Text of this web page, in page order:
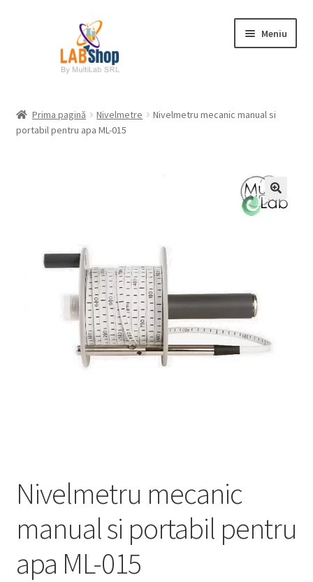
Meniu
Contul meu
Condiții generale
Prima pagină Nivelmetre
Nivelmetru mecanic manual si
portabil pentru apa ML-015
Nivelmetru mecanic
manual si portabil pentru
apa ML-015